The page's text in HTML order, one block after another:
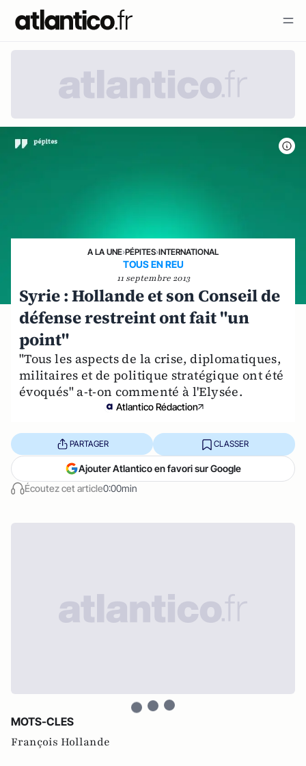
A LA UNE›PÉPITES›INTERNATIONAL
TOUS EN REU
11 septembre 2013
Syrie : Hollande et son Conseil de
défense restreint ont fait "un
point"
"Tous les aspects de la crise, diplomatiques,
militaires et de politique stratégique ont été
évoqués" a-t-on commenté à l'Elysée.
Atlantico Rédaction
Écoutez cet article0:00min
PARTAGER CLASSER
Ajouter Atlantico en favori sur Google
MOTS-CLES
François Hollande